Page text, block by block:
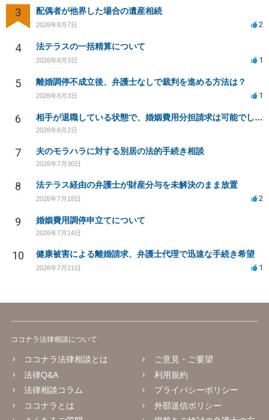
3 配偶者が他界した場合の遺産相続
2026年8月7日 2
4 法テラスの一括精算について
2026年8月3日 1
5 離婚調停不成立後、弁護士なしで裁判を進める方法は？
2026年8月3日 1
6 相手が退職している状態で、婚姻費用分担請求は可能でしょうか？
2026年8月2日
7 夫のモラハラに対する別居の法的手続き相談
2026年7月30日
8 法テラス経由の弁護士が財産分与を未解決のまま放置
2026年7月18日 2
9 婚姻費用調停申立てについて
2026年7月14日
10 健康被害による離婚請求、弁護士代理で迅速な手続き希望
2026年7月21日 1
ココナラ法律相談について
ココナラ法律相談とは
法律Q&A
法律相談コラム
ココナラとは
ご意見・ご要望
利用規約
プライバシーポリシー
外部送信ポリシー